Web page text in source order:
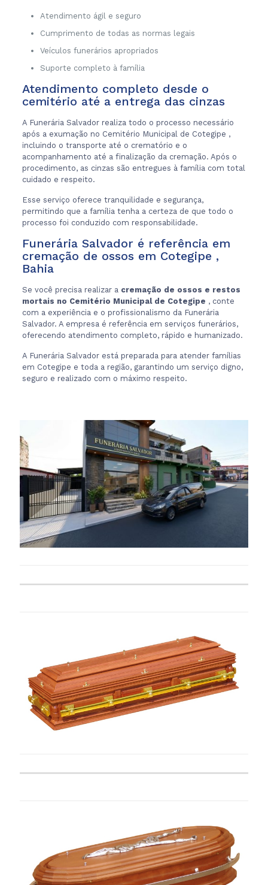
Atendimento ágil e seguro
Cumprimento de todas as normas legais
Veículos funerários apropriados
Suporte completo à família
Atendimento completo desde o
cemitério até a entrega das cinzas
A Funerária Salvador realiza todo o processo necessário
após a exumação no Cemitério Municipal de Cotegipe ,
incluindo o transporte até o crematório e o
acompanhamento até a finalização da cremação. Após o
procedimento, as cinzas são entregues à família com total
cuidado e respeito.
Esse serviço oferece tranquilidade e segurança,
permitindo que a família tenha a certeza de que todo o
processo foi conduzido com responsabilidade.
Funerária Salvador é referência em
cremação de ossos em Cotegipe ,
Bahia
Se você precisa realizar a cremação de ossos e restos
mortais no Cemitério Municipal de Cotegipe , conte
com a experiência e o profissionalismo da Funerária
Salvador. A empresa é referência em serviços funerários,
oferecendo atendimento completo, rápido e humanizado.
A Funerária Salvador está preparada para atender famílias
em Cotegipe e toda a região, garantindo um serviço digno,
seguro e realizado com o máximo respeito.